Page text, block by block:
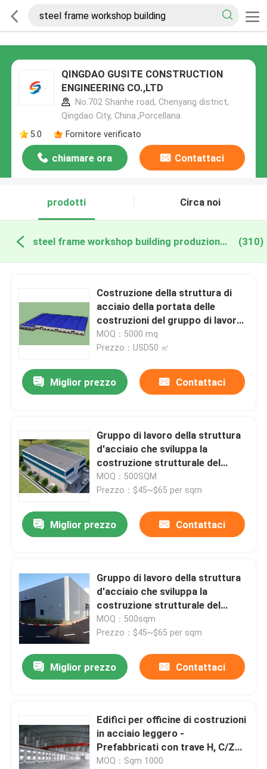
QINGDAO GUSITE CONSTRUCTION
ENGINEERING CO.,LTD
No.702 Shanhe road, Chenyang district,
Qingdao City, China.,Porcellana
5.0
Fornitore verificato
chiamare ora Contattaci
prodotti Circa noi
steel frame workshop building produzione online (310)
Costruzione della struttura di
acciaio della portata delle
costruzioni del gruppo di lavoro
della struttura d'acciaio multi
MOQ：5000 mq
Prezzo：USD50 ㎡
Miglior prezzo Contattaci
Gruppo di lavoro della struttura
d'acciaio che sviluppa la
costruzione strutturale del
magazzino
MOQ：500SQM
Prezzo：$45~$65 per sqm
Miglior prezzo Contattaci
Gruppo di lavoro della struttura
d'acciaio che sviluppa la
costruzione strutturale del
magazzino
MOQ：500sqm
Prezzo：$45~$65 per sqm
Miglior prezzo Contattaci
Edifici per officine di costruzioni
in acciaio leggero -
Prefabbricati con trave H, C/Z
Purlin
MOQ：Sqm 1000